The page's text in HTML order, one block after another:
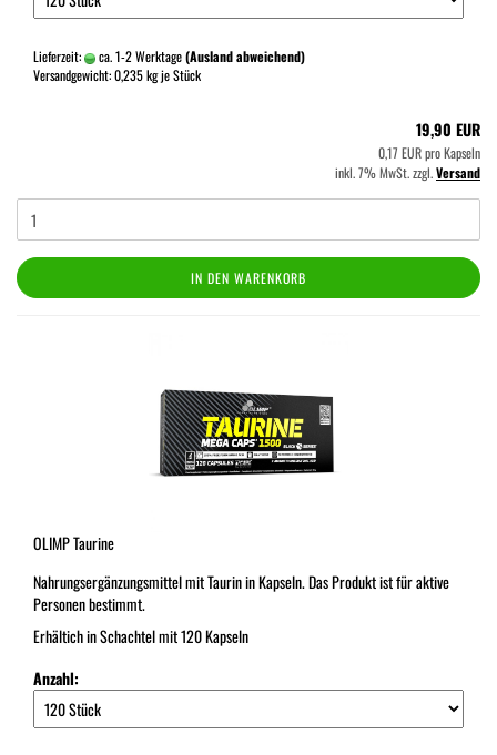
Lieferzeit: ca. 1-2 Werktage(Ausland abweichend)
Versandgewicht:0,235kg je Stück
19,90 EUR
0,17 EUR pro Kapseln
inkl. 7% MwSt. zzgl.Versand
IN DEN WARENKORB
OLIMP Taurine
Nahrungsergänzungsmittel mit Taurin in Kapseln. Das Produkt ist für aktive
Personen bestimmt.
Erhältich in Schachtel mit 120 Kapseln
Anzahl: